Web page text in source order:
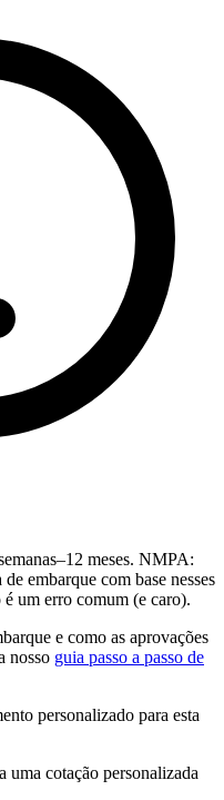
meses. NMPA:
embarque com base nesses
um erro comum (e caro).
e como as aprovações
nosso guia passo a passo de
personalizado para esta
cotação personalizada